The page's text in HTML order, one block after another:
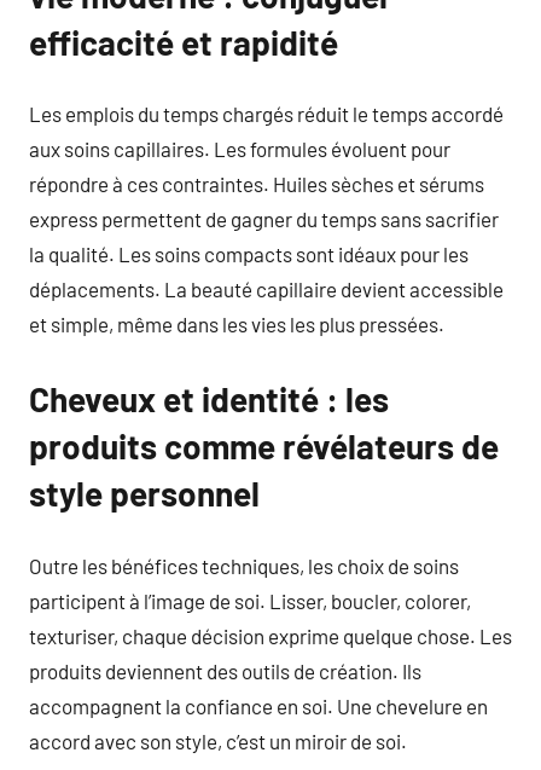
efficacité et rapidité
Les emplois du temps chargés réduit le temps accordé
aux soins capillaires. Les formules évoluent pour
répondre à ces contraintes. Huiles sèches et sérums
express permettent de gagner du temps sans sacrifier
la qualité. Les soins compacts sont idéaux pour les
déplacements. La beauté capillaire devient accessible
et simple, même dans les vies les plus pressées.
Cheveux et identité : les
produits comme révélateurs de
style personnel
Outre les bénéfices techniques, les choix de soins
participent à l’image de soi. Lisser, boucler, colorer,
texturiser, chaque décision exprime quelque chose. Les
produits deviennent des outils de création. Ils
accompagnent la confiance en soi. Une chevelure en
accord avec son style, c’est un miroir de soi.